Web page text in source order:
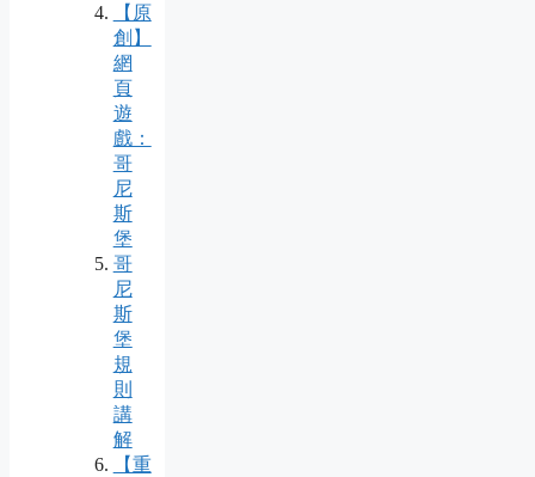
【原
創】
網
頁
遊
戲：
哥
尼
斯
堡
哥
尼
斯
堡
規
則
講
解
【重